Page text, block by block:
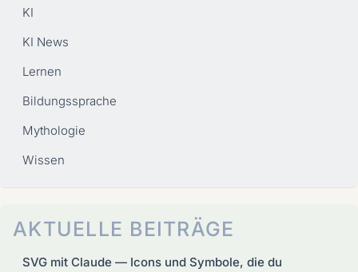
KI
KI News
Lernen
Bildungssprache
Mythologie
Wissen
AKTUELLE BEITRÄGE
SVG mit Claude — Icons und Symbole, die du